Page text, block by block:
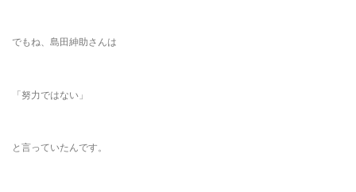
でもね、島田紳助さんは
「努力ではない」
と言っていたんです。